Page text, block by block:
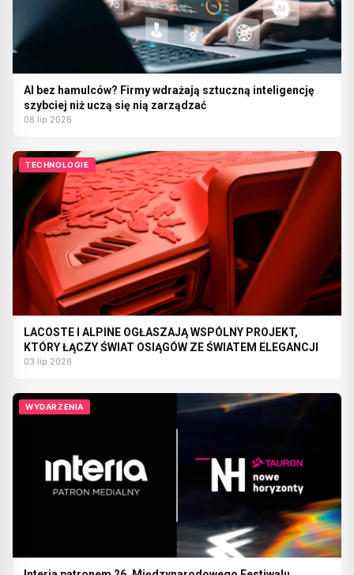
AI bez hamulców? Firmy wdrażają sztuczną inteligencję
szybciej niż uczą się nią zarządzać
08 lip 2026
TECHNOLOGIE
LACOSTE I ALPINE OGŁASZAJĄ WSPÓLNY PROJEKT,
KTÓRY ŁĄCZY ŚWIAT OSIĄGÓW ZE ŚWIATEM ELEGANCJI
03 lip 2026
WYDARZENIA